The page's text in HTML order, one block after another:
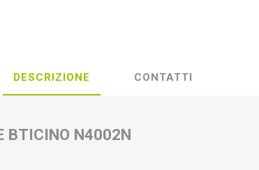
DESCRIZIONE CONTATTI
BTICINO N4002N